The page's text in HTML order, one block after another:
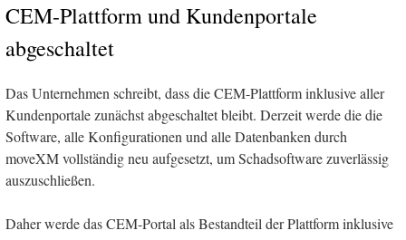
CEM-Plattform und Kundenportale
abgeschaltet
Das Unternehmen schreibt, dass die CEM-Plattform inklusive aller
Kundenportale zunächst abgeschaltet bleibt. Derzeit werde die die
Software, alle Konfigurationen und alle Datenbanken durch
moveXM vollständig neu aufgesetzt, um Schadsoftware zuverlässig
auszuschließen.
Daher werde das CEM-Portal als Bestandteil der Plattform inklusive